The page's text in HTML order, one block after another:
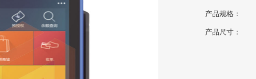
产品规格：
产品尺寸：